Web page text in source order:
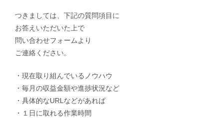
つきましては、下記の質問項目に
お答えいただいた上で
問い合わせフォームより
ご連絡ください。
・現在取り組んでいるノウハウ
・毎月の収益金額や進捗状況など
・具体的なURLなどがあれば
・１日に取れる作業時間